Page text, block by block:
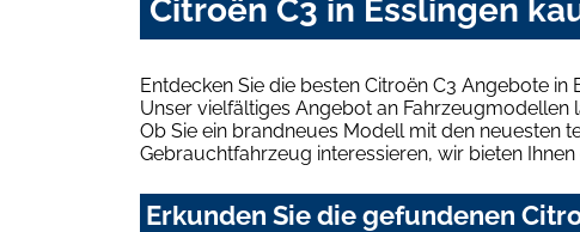
Citroën C3 in Esslingen
Entdecken Sie die besten Citroën C3 Angebote
Unser vielfältiges Angebot an Fahrzeugmodellen
Ob Sie ein brandneues Modell mit den neuesten
Gebrauchtfahrzeug interessieren, wir bieten
Erkunden Sie die gefundenen